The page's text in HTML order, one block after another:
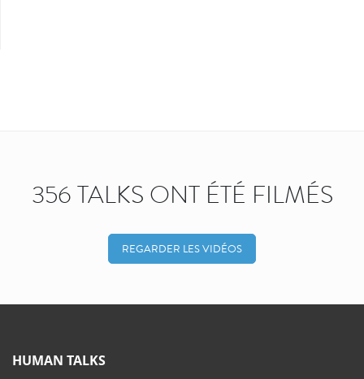
356 TALKS ONT ÉTÉ FILMÉS
REGARDER LES VIDÉOS
HUMAN TALKS